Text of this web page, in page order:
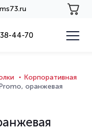
44-70
Корпоративная
оранжевая